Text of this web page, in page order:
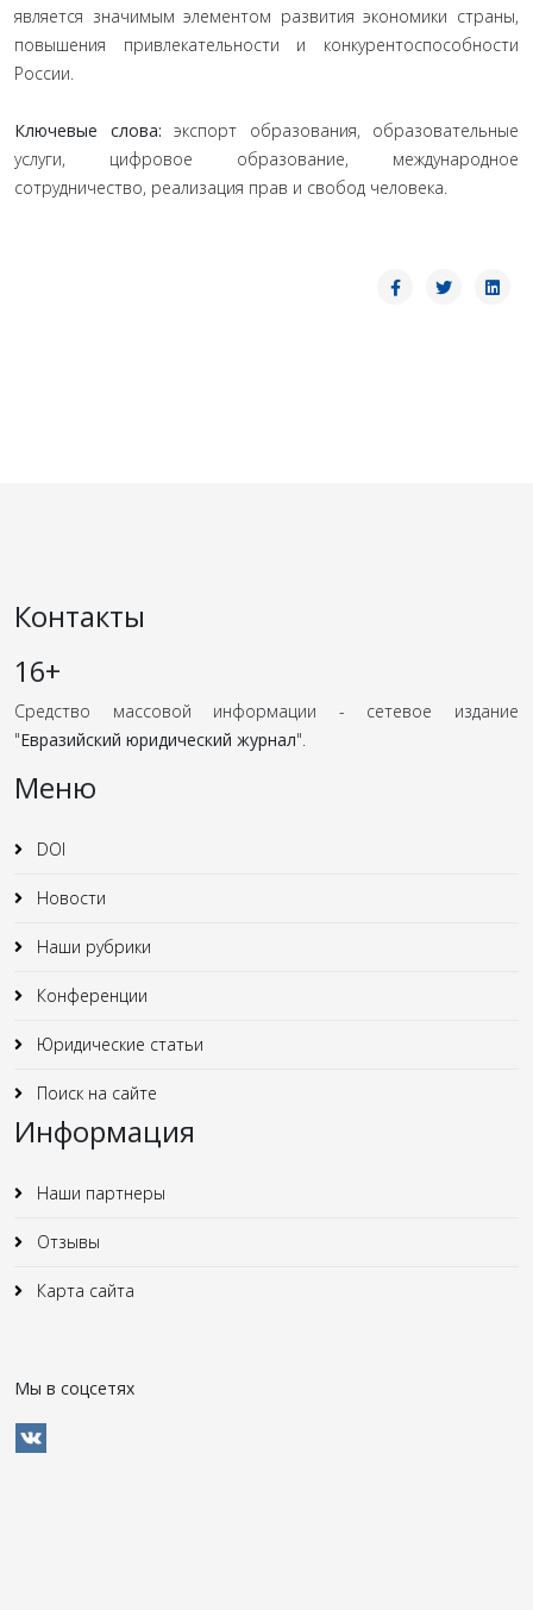
является значимым элементом развития экономики страны,
повышения привлекательности и конкурентоспособности
России.
Ключевые слова: экспорт образования, образовательные
услуги, цифровое образование, международное
сотрудничество, реализация прав и свобод человека.
Контакты
16+
Средство массовой информации - сетевое издание
"Евразийский юридический журнал".
Меню
DOI
Новости
Наши рубрики
Конференции
Юридические статьи
Поиск на сайте
Информация
Наши партнеры
Отзывы
Карта сайта
Мы в соцсетях